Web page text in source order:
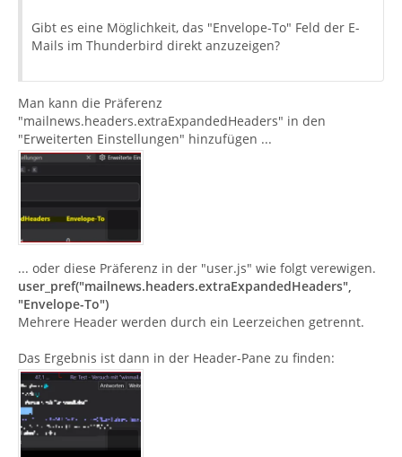
Gibt es eine Möglichkeit, das "Envelope-To" Feld der E-
Mails im Thunderbird direkt anzuzeigen?
Man kann die Präferenz
"mailnews.headers.extraExpandedHeaders" in den
"Erweiterten Einstellungen" hinzufügen ...
... oder diese Präferenz in der "user.js" wie folgt verewigen.
user_pref("mailnews.headers.extraExpandedHeaders",
"Envelope-To")
Mehrere Header werden durch ein Leerzeichen getrennt.
Das Ergebnis ist dann in der Header-Pane zu finden: